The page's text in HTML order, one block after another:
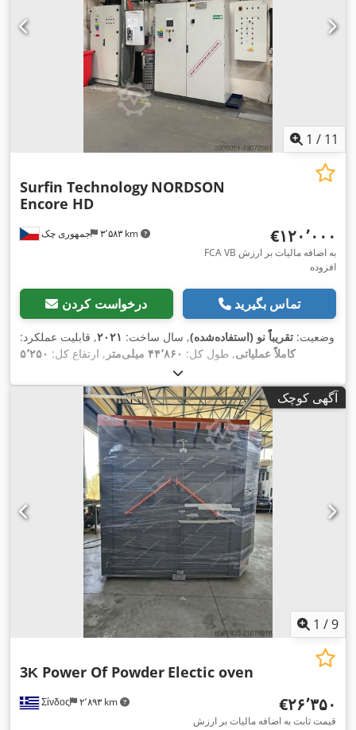
1 / 11
جمهوری چک ۳٬۵۸۳ km
Surfin Technology NORDSON
Encore HD
‎€۱۲۰٬۰۰۰
FCA VB به اضافه مالیات بر ارزش
افزوده
درخواست کردن تماس بگیرید
وضعیت: تقریباً نو (استفاده‌شده), سال ساخت: ۲۰۲۱, قابلیت عملکرد:
کاملاً عملیاتی, طول کل: ۴۴٬۸۶۰ میلی‌متر , ارتفاع کل: ۵٬۲۵۰
حداکثر وزن قطعه کار:۸۰ کیلوگرم , فرکانس ورودی:۵۰ هرتز
,
ظرفیت گرمایش:۳۵۰ کیلووات (۴۷۵٫۸۷ اسب بخار)
۸ میله , ارتفاع قطعه کار (حداکثر):۲٬۰۰۰ میلی‌متر
قطعه کار (حداکثر):۸۰۰ میلی‌متر , فاصله بین ستون‌ها:
میلی‌متر, سوخت: گاز خانگی H , عایق:PUR , ضخامت عایق:۸۰
, حداکثر عرض قطعه کار:۸۰۰ میلی‌متر , تجهیزات:
آگهی کوچک
1 /9
Σίνδος ۲٬۸۹۳ km
3Κ Power Of Powder Electic oven
‎€۲۶٬۳۵۰
قیمت ثابت به اضافه مالیات بر ارزش